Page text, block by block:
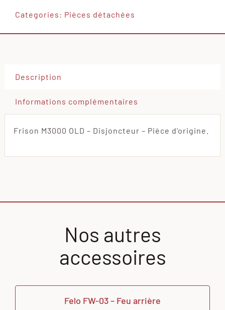
Categories: Pièces détachées
Description
Informations complémentaires
Frison M3000 OLD – Disjoncteur – Pièce d’origine.
Nos autres
accessoires
Felo FW-03 – Feu arrière